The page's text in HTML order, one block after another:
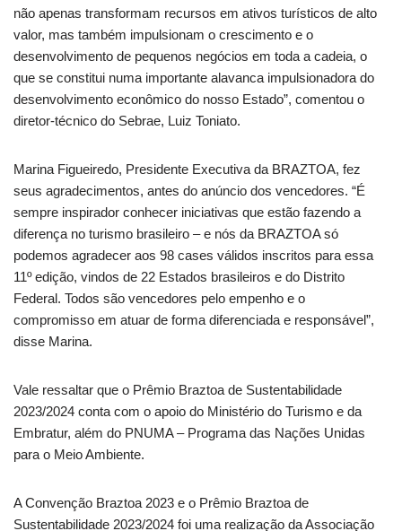
não apenas transformam recursos em ativos turísticos de alto
valor, mas também impulsionam o crescimento e o
desenvolvimento de pequenos negócios em toda a cadeia, o
que se constitui numa importante alavanca impulsionadora do
desenvolvimento econômico do nosso Estado”, comentou o
diretor-técnico do Sebrae, Luiz Toniato.
Marina Figueiredo, Presidente Executiva da BRAZTOA, fez
seus agradecimentos, antes do anúncio dos vencedores. “É
sempre inspirador conhecer iniciativas que estão fazendo a
diferença no turismo brasileiro – e nós da BRAZTOA só
podemos agradecer aos 98 cases válidos inscritos para essa
11º edição, vindos de 22 Estados brasileiros e do Distrito
Federal. Todos são vencedores pelo empenho e o
compromisso em atuar de forma diferenciada e responsável”,
disse Marina.
Vale ressaltar que o Prêmio Braztoa de Sustentabilidade
2023/2024 conta com o apoio do Ministério do Turismo e da
Embratur, além do PNUMA – Programa das Nações Unidas
para o Meio Ambiente.
A Convenção Braztoa 2023 e o Prêmio Braztoa de
Sustentabilidade 2023/2024 foi uma realização da Associação